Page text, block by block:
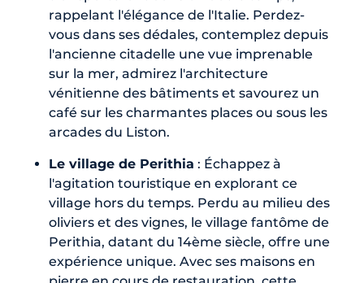
rappelant l'élégance de l'Italie. Perdez-
vous dans ses dédales, contemplez depuis
l'ancienne citadelle une vue imprenable
sur la mer, admirez l'architecture
vénitienne des bâtiments et savourez un
café sur les charmantes places ou sous les
arcades du Liston.
Le village de Perithia : Échappez à
l'agitation touristique en explorant ce
village hors du temps. Perdu au milieu des
oliviers et des vignes, le village fantôme de
Perithia, datant du 14ème siècle, offre une
expérience unique. Avec ses maisons en